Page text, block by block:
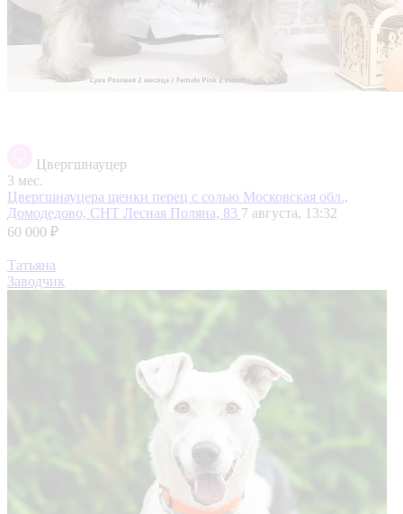
Цвергшнауцер
3 мес.
Цвергшнауцера щенки перец с солью Московская обл.,
Домодедово, СНТ Лесная Поляна, 83 7 августа, 13:32
60 000 ₽
Татьяна
Заводчик